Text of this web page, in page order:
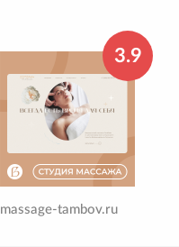
3.9
massage-tambov.ru